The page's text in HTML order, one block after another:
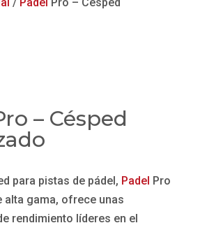
– Césped
para pistas de pádel, Padel Pro
alta gama, ofrece unas
rendimiento líderes en el